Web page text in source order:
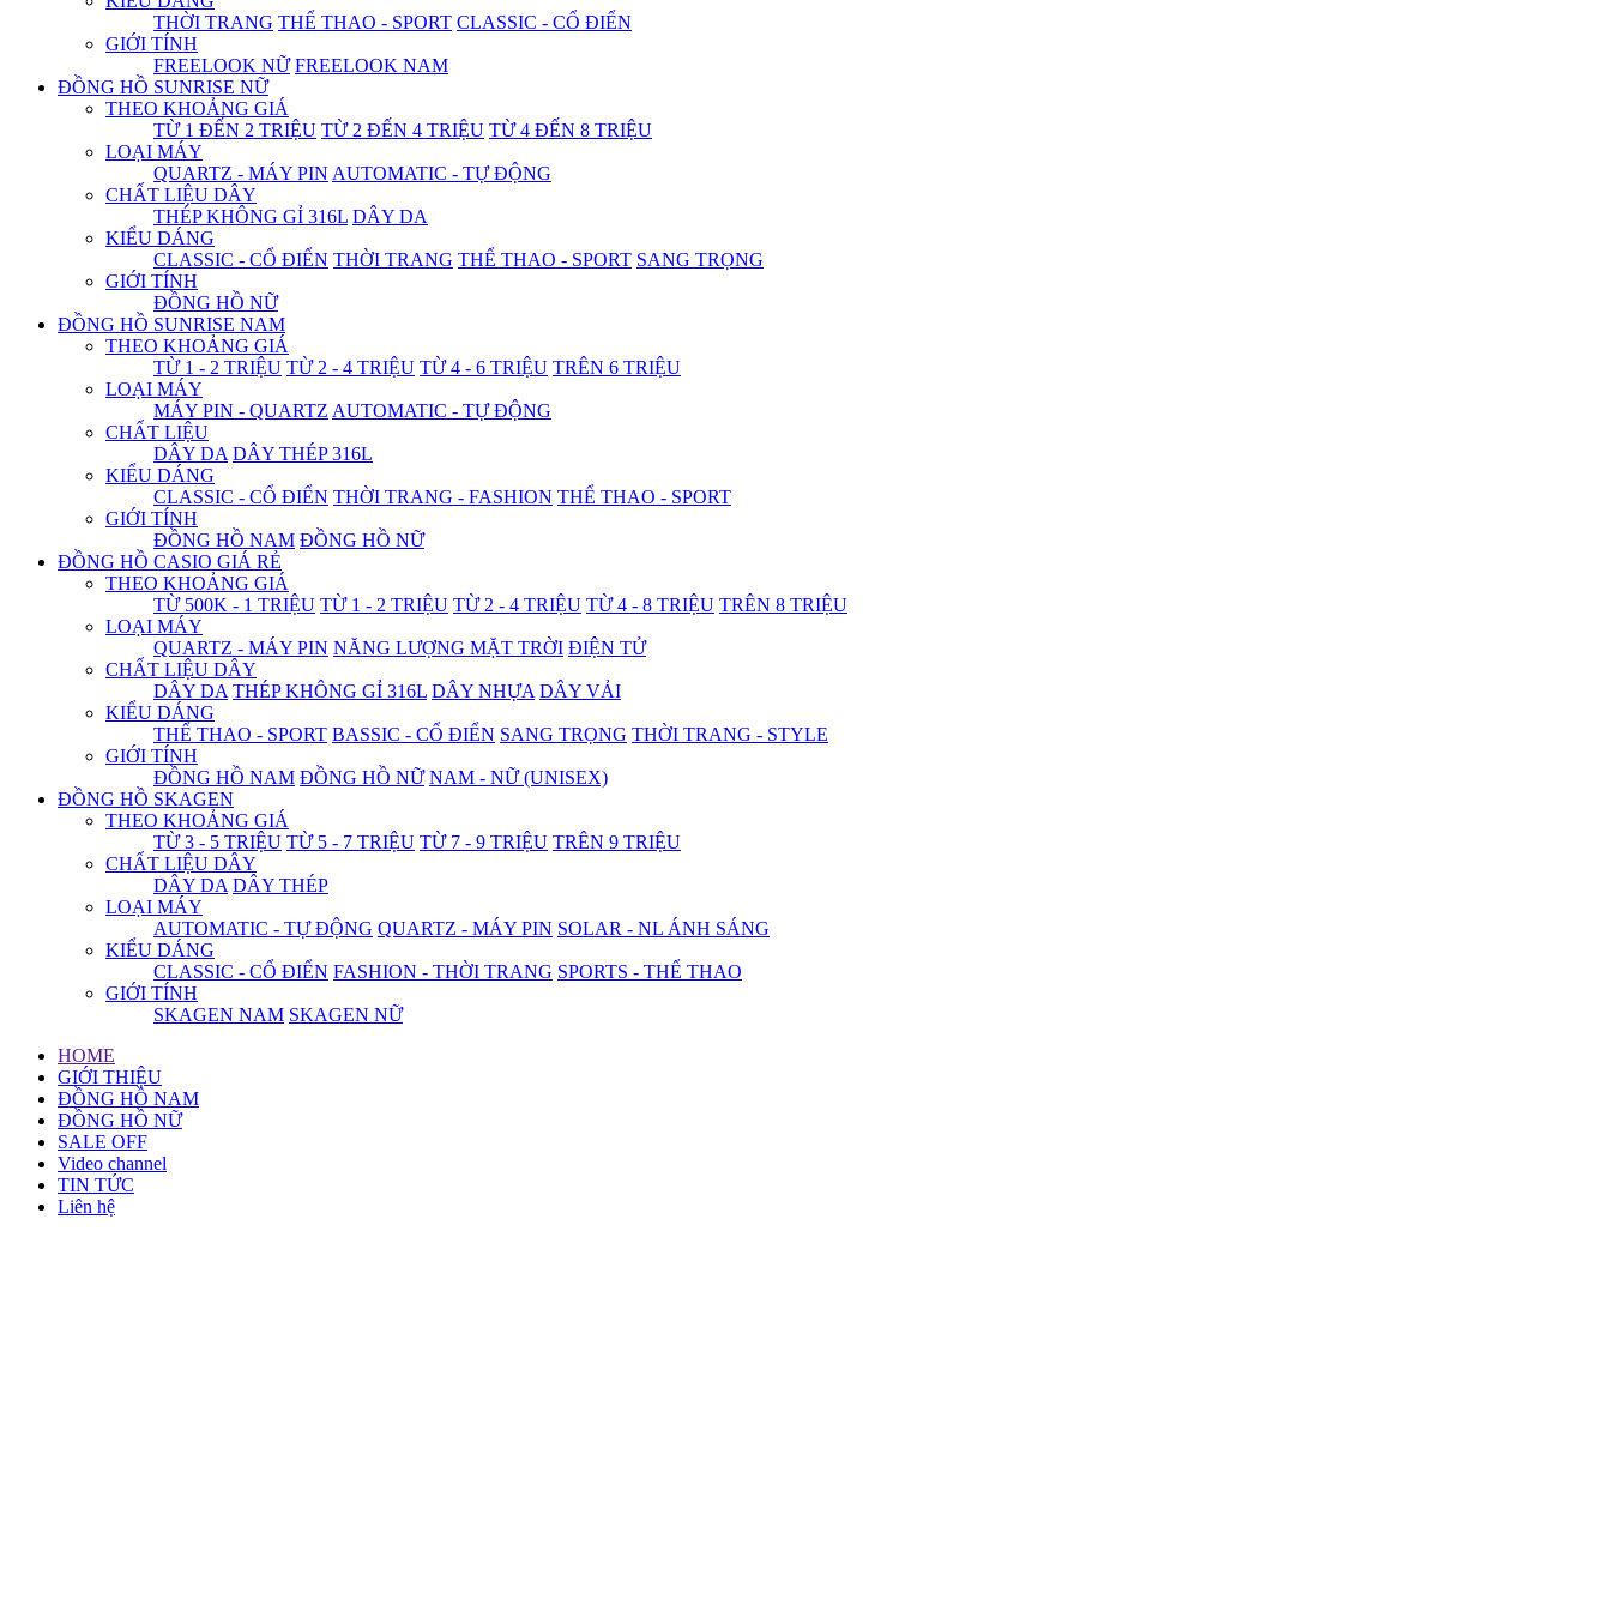
THỜI TRANG THỂ THAO - SPORT CLASSIC - CỔ ĐIỂN
GIỚI TÍNH
FREELOOK NỮ FREELOOK NAM
ĐỒNG HỒ SUNRISE NỮ
THEO KHOẢNG GIÁ
TỪ 1 ĐẾN 2 TRIỆU TỪ 2 ĐẾN 4 TRIỆU TỪ 4 ĐẾN 8 TRIỆU
LOẠI MÁY
QUARTZ - MÁY PIN AUTOMATIC - TỰ ĐỘNG
CHẤT LIỆU DÂY
THÉP KHÔNG GỈ 316L DÂY DA
KIỂU DÁNG
CLASSIC - CỔ ĐIỂN THỜI TRANG THỂ THAO - SPORT SANG TRỌNG
GIỚI TÍNH
ĐỒNG HỒ NỮ
ĐỒNG HỒ SUNRISE NAM
THEO KHOẢNG GIÁ
TỪ 1 - 2 TRIỆU TỪ 2 - 4 TRIỆU TỪ 4 - 6 TRIỆU TRÊN 6 TRIỆU
LOẠI MÁY
MÁY PIN - QUARTZ AUTOMATIC - TỰ ĐỘNG
CHẤT LIỆU
DÂY DA DÂY THÉP 316L
KIỂU DÁNG
CLASSIC - CỔ ĐIỂN THỜI TRANG - FASHION THỂ THAO - SPORT
GIỚI TÍNH
ĐỒNG HỒ NAM ĐỒNG HỒ NỮ
ĐỒNG HỒ CASIO GIÁ RẺ
THEO KHOẢNG GIÁ
TỪ 500K - 1 TRIỆU TỪ 1 - 2 TRIỆU TỪ 2 - 4 TRIỆU TỪ 4 - 8 TRIỆU TRÊN 8 TRIỆU
LOẠI MÁY
QUARTZ - MÁY PIN NĂNG LƯỢNG MẶT TRỜI ĐIỆN TỬ
CHẤT LIỆU DÂY
DÂY DA THÉP KHÔNG GỈ 316L DÂY NHỰA DÂY VẢI
KIỂU DÁNG
THỂ THAO - SPORT BASSIC - CỔ ĐIỂN SANG TRỌNG THỜI TRANG - STYLE
GIỚI TÍNH
ĐỒNG HỒ NAM ĐỒNG HỒ NỮ NAM - NỮ (UNISEX)
ĐỒNG HỒ SKAGEN
THEO KHOẢNG GIÁ
TỪ 3 - 5 TRIỆU TỪ 5 - 7 TRIỆU TỪ 7 - 9 TRIỆU TRÊN 9 TRIỆU
CHẤT LIỆU DÂY
DÂY DA DÂY THÉP
LOẠI MÁY
AUTOMATIC - TỰ ĐỘNG QUARTZ - MÁY PIN SOLAR - NL ÁNH SÁNG
KIỂU DÁNG
CLASSIC - CỔ ĐIỂN FASHION - THỜI TRANG SPORTS - THỂ THAO
GIỚI TÍNH
SKAGEN NAM SKAGEN NỮ
HOME
GIỚI THIỆU
ĐỒNG HỒ NAM
ĐỒNG HỒ NỮ
SALE OFF
Video channel
TIN TỨC
Liên hệ